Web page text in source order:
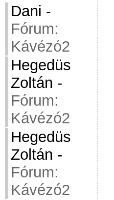
Dani -
Fórum:
Kávézó2
Hegedüs
Zoltán -
Fórum:
Kávézó2
Hegedüs
Zoltán -
Fórum:
Kávézó2